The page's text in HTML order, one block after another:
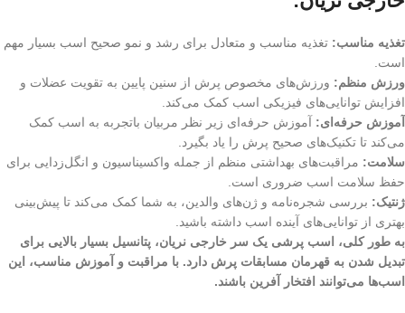
تغذیه مناسب: تغذیه مناسب و متعادل برای رشد و نمو صحیح اسب بسیار مهم
است.
ورزش منظم: ورزش‌های مخصوص پرش از سنین پایین به تقویت عضلات و
افزایش توانایی‌های فیزیکی اسب کمک می‌کند.
آموزش حرفه‌ای: آموزش حرفه‌ای زیر نظر مربیان باتجربه به اسب کمک
می‌کند تا تکنیک‌های صحیح پرش را یاد بگیرد.
سلامت: مراقبت‌های بهداشتی منظم از جمله واکسیناسیون و انگل‌زدایی برای
حفظ سلامت اسب ضروری است.
ژنتیک: بررسی شجره‌نامه و ژن‌های والدین، به شما کمک می‌کند تا پیش‌بینی
بهتری از توانایی‌های آینده اسب داشته باشید.
به طور کلی، اسب پرشی یک سر خارجی نریان، پتانسیل بسیار بالایی برای
تبدیل شدن به قهرمان مسابقات پرش دارد. با مراقبت و آموزش مناسب، این
اسب‌ها می‌توانند افتخار آفرین باشند.